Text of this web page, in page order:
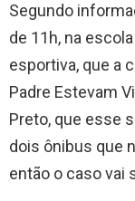
Segundo
de 11h, na
esportiva, que a
Padre Estevam
Preto, que esse
dois ônibus que
então o caso vai